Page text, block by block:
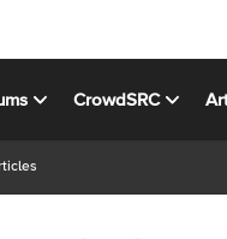
CrowdSRC